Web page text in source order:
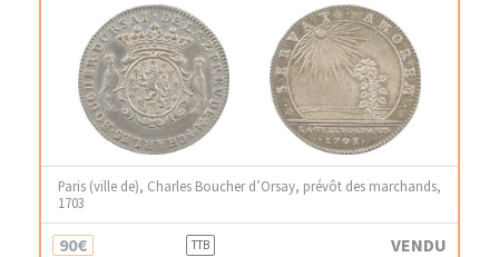
Paris (ville de), Charles Boucher d’Orsay, prévôt des marchands,
1703
90€ TTB VENDU